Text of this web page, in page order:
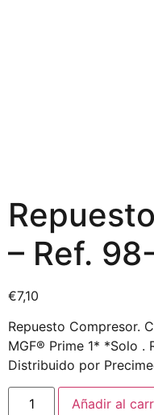
– Ref.
€7,10
Repuesto Compresor.
MGF® Prime 1* *Solo .
Distribuido por
Añadir al